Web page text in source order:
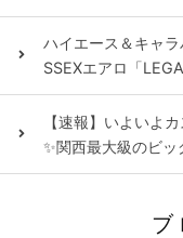
ハイエース＆キャ
SSEXエアロ「
【速報】いよいよ
✨関西最大級のビッ
ブ